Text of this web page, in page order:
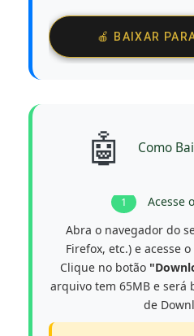
🍎 BAIXAR
🤖 Como
1
Acesse
Abra o navegador do
Firefox, etc.) e acesse
Clique no botão
arquivo tem 65MB e será
de